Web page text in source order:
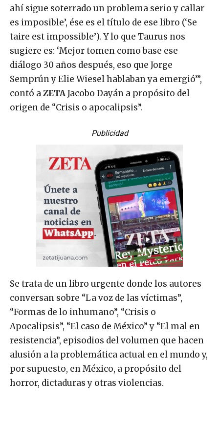
ahí sigue soterrado un problema serio y callar
es imposible’, ése es el título de ese libro (‘Se
taire est impossible’). Y lo que Taurus nos
sugiere es: ‘Mejor tomen como base ese
diálogo 30 años después, eso que Jorge
Semprún y Elie Wiesel hablaban ya emergió’”,
contó aZETAJacobo Dayán a propósito del
origen de “Crisis o apocalipsis”.
Publicidad
Se trata de un libro urgente donde los autores
conversan sobre “La voz de las víctimas”,
“Formas de lo inhumano”, “Crisis o
Apocalipsis”, “El caso de México” y “El mal en
resistencia”, episodios del volumen que hacen
alusión a la problemática actual en el mundo y,
por supuesto, en México, a propósito del
horror, dictaduras y otras violencias.